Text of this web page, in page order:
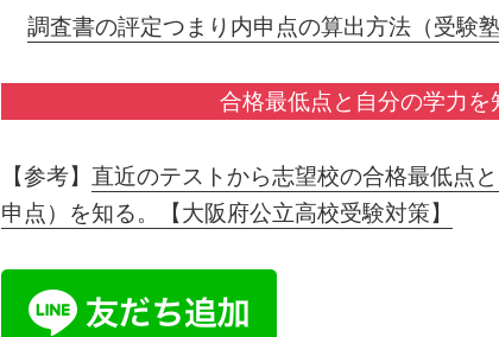
調査書の評定つまり内申点の算出方法（受験
合格最低点と自分の学力を
【参考】 直近のテストから志望校の合格最低点
申点）を知る。【大阪府公立高校受験対策】